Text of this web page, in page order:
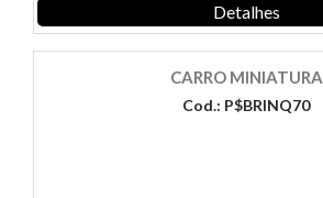
Detalhes
CARRO MINIATURA
Cod.: P$BRINQ70